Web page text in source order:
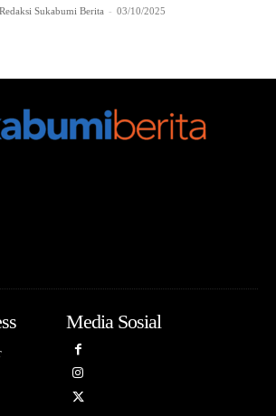
Redaksi Sukabumi Berita - 03/10/2025
Media Sosial